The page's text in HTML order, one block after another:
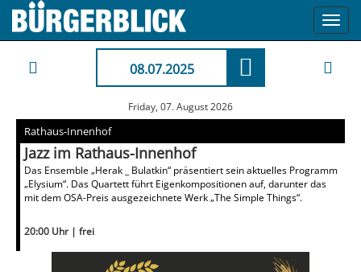
08.07.2025
Friday, 07. August 2026
Rathaus-Innenhof
Jazz im Rathaus-Innenhof
Das Ensemble „Herak _ Bulatkin“ präsentiert sein aktuelles Programm
„Elysium“. Das Quartett führt Eigenkompositionen auf, darunter das
mit dem OSA-Preis ausgezeichnete Werk „The Simple Things“.
20:00 Uhr | frei